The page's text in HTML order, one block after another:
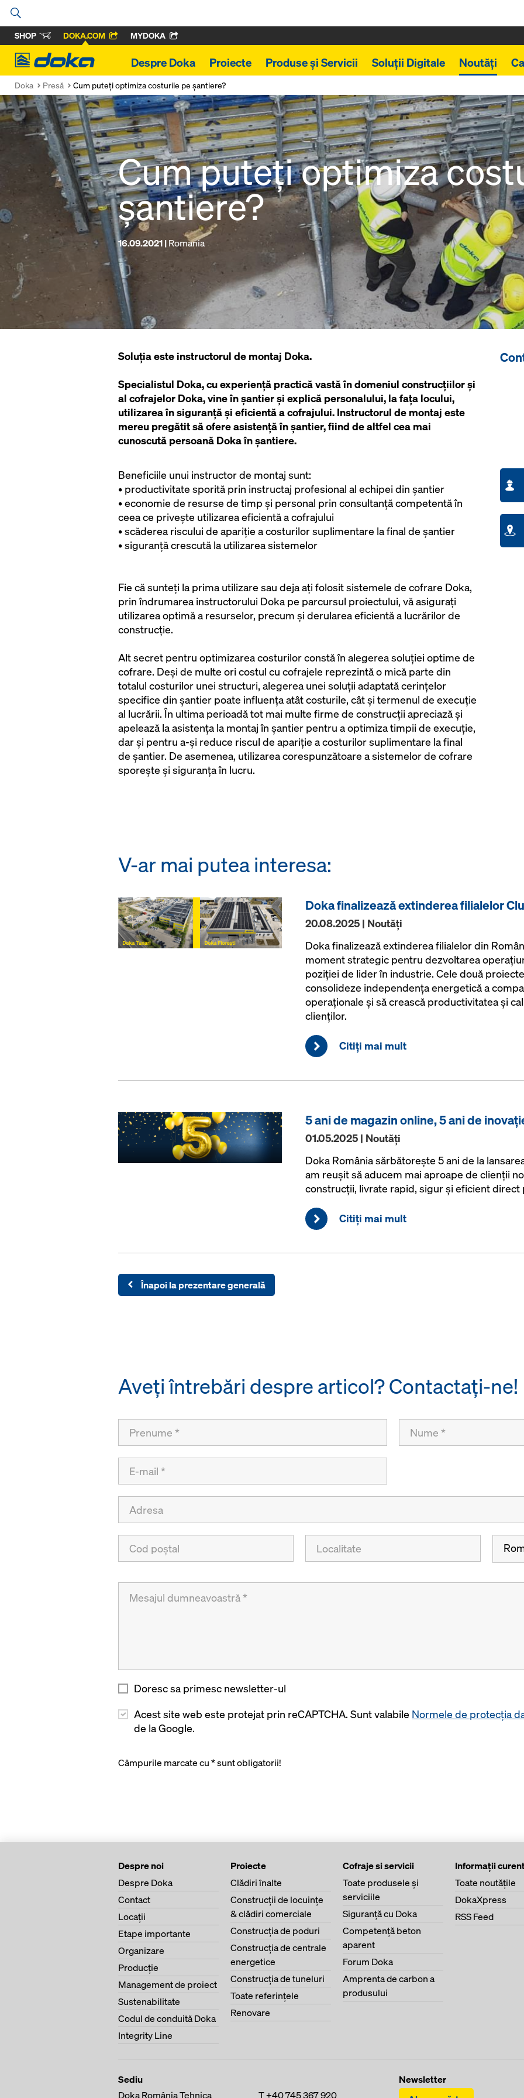
SHOP DOKA.COM MYDOKA
Doka
Despre Doka Proiecte Produse și Servicii Soluții Digitale Noutăți
Doka Presă Cum puteți optimiza costurile pe șantiere?
Cum puteți optimiza
șantiere?
16.09.2021 |Romania
Soluția este instructorul de montaj Doka.
Specialistul Doka, cu experiență practică vastă în domeniul construcțiilor și
al cofrajelor Doka, vine în șantier și explică personalului, la fața locului,
utilizarea în siguranță și eficientă a cofrajului. Instructorul de montaj este
mereu pregătit să ofere asistență în șantier, fiind de altfel cea mai
cunoscută persoană Doka în șantiere.
Beneficiile unui instructor de montaj sunt:
• productivitate sporită prin instructaj profesional al echipei din șantier
• economie de resurse de timp și personal prin consultanță competentă în
ceea ce privește utilizarea eficientă a cofrajului
• scăderea riscului de apariție a costurilor suplimentare la final de șantier
• siguranță crescută la utilizarea sistemelor
Fie că sunteți la prima utilizare sau deja ați folosit sistemele de cofrare Doka,
prin îndrumarea instructorului Doka pe parcursul proiectului, vă asigurați
utilizarea optimă a resurselor, precum și derularea eficientă a lucrărilor de
construcție.
Alt secret pentru optimizarea costurilor constă în alegerea soluției optime de
cofrare. Deși de multe ori costul cu cofrajele reprezintă o mică parte din
totalul costurilor unei structuri, alegerea unei soluții adaptată cerințelor
specifice din șantier poate influența atât costurile, cât și termenul de execuție
al lucrării. În ultima perioadă tot mai multe firme de construcții apreciază și
apelează la asistența la montaj în șantier pentru a optimiza timpii de execuție,
dar și pentru a-și reduce riscul de apariție a costurilor suplimentare la final
de șantier. De asemenea, utilizarea corespunzătoare a sistemelor de cofrare
sporește și siguranța în lucru.
V-ar mai putea interesa:
Doka finalizează extinderea filialelor
20.08.2025 | Noutăţi
Doka finalizează extinderea filialelor din
moment strategic pentru dezvoltarea
poziției de lider în industrie. Cele două
consolideze independența energetică a
operaționale și să crească productivitatea și
clienților.
Citiţi mai mult
5 ani de magazin online, 5 ani de
01.05.2025 | Noutăţi
Doka România sărbătorește 5 ani de la
am reușit să aducem mai aproape de clienții
construcții, livrate rapid, sigur și eficient
Citiţi mai mult
Înapoi la prezentare generală
Aveţi întrebări despre articol? Contactaţi-ne!
Doresc sa primesc newsletter-ul
Acest site web este protejat prin reCAPTCHA. Sunt valabile Normele de protecția
de la Google.
Câmpurile marcate cu * sunt obligatorii!
Despre noi
Despre Doka
Contact
Locaţii
Etape importante
Organizare
Producţie
Management de proiect
Sustenabilitate
Codul de conduită Doka
Integrity Line
Proiecte
Clădiri înalte
Construcţii de locuinţe
& clădiri comerciale
Construcţia de poduri
Construcţia de centrale
energetice
Construcţia de tuneluri
Toate referinţele
Renovare
Cofraje si servicii
Toate produsele şi
serviciile
Siguranţă cu Doka
Competenţă beton
aparent
Forum Doka
Amprenta de carbon a
produsului
Informaţii
Toate noutăţile
DokaXpress
RSS Feed
Sediu
Doka România Tehnica
T+40 745 367 920
Newsletter